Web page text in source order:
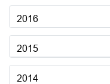
2016
2015
2014